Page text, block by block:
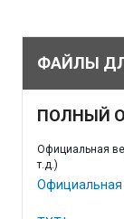
ФАЙЛЫ
ПОЛНЫЙ
Официальная
т.д.)
Официальная